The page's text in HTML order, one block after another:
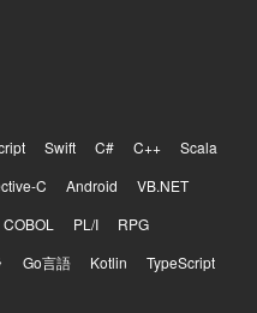
Swift C# C++
Scala
C Android
VB.NET
COBOL PL/I
RPG
Go言語 Kotlin
TypeScript